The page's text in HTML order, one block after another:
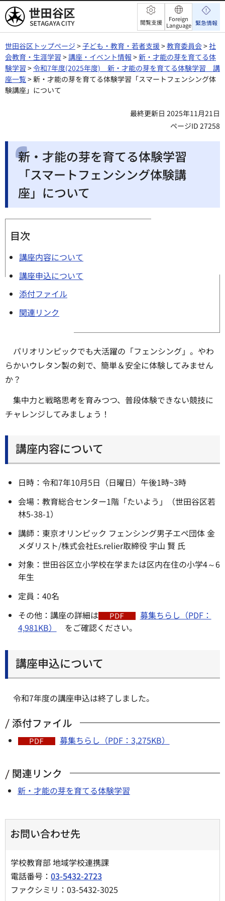
世田谷区 閲覧支援
Foreign
Language 緊急情報
世田谷区トップページ >子ども・教育・若者支援>教育委員会>社
会教育・生涯学習 >講座・イベント情報 >新・才能の芽を育てる体
験学習 >令和7年度(2025年度) 新・才能の芽を育てる体験学習 講
座一覧> 新・才能の芽を育てる体験学習「スマートフェンシング体
験講座」について
最終更新日 2025年11月21日
ページID 27258
新・才能の芽を育てる体験学習
「スマートフェンシング体験講
座」について
目次
講座内容について
講座申込について
添付ファイル
関連リンク
パリオリンピックでも大活躍の「フェンシング」。やわ
らかいウレタン製の剣で、簡単＆安全に体験してみません
か？
集中力と戦略思考を育みつつ、普段体験できない競技に
チャレンジしてみましょう！
講座内容について
日時：令和7年10月5日（日曜日）午後1時~3時
会場：教育総合センター1階「たいよう」（世田谷区若
林5-38-1）
講師：東京オリンピック フェンシング男子エペ団体 金
メダリスト/株式会社Es.relier取締役 宇山 賢 氏
対象：世田谷区立小学校在学または区内在住の小学4～6
年生
定員：40名
その他：講座の詳細は
募集ちらし（PDF：
4,981KB）
をご確認ください。
講座申込について
令和7年度の講座申込は終了しました。
添付ファイル
募集ちらし（PDF：3,275KB）
関連リンク
新・才能の芽を育てる体験学習
お問い合わせ先
学校教育部 地域学校連携課
電話番号： 03-5432-2723
ファクシミリ：03-5432-3025